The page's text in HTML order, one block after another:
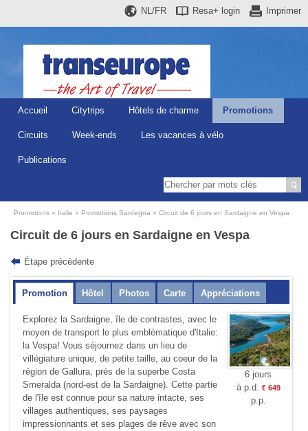
Imprimer
Resa+ login
NL/FR
Accueil Citytrips Hôtels de charme Promotions
Circuits Week-ends Les vacances à vélo
Publications
Promotions Italie Promotions Sardegna Circuit de 6 jours en Sardaigne en Vespa
Circuit de 6 jours en Sardaigne en Vespa
Étape précédente
Promotion Hôtel Photos Carte Appréciations
Explorez la Sardaigne, île de contrastes, avec le
moyen de transport le plus emblématique d'Italie:
la Vespa! Vous séjournez dans un lieu de
villégiature unique, de petite taille, au coeur de la
région de Gallura, près de la superbe Costa
Smeralda (nord-est de la Sardaigne). Cette partie
de l'île est connue pour sa nature intacte, ses
villages authentiques, ses paysages
impressionnants et ses plages de rêve avec son
6 jours
à p.d.
€ 649
p.p.